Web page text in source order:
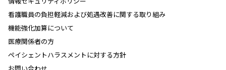
看護職員の負担軽減および処遇改善に関する取り組み
機能強化加算について
医療関係者の方
ペイシェントハラスメントに対する方針
お問い合わせ